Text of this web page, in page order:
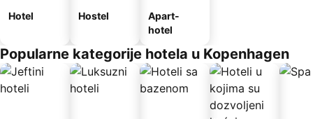
Hotel Hostel
Apart-
hotel
Popularne kategorije hotela u Kopenhagen